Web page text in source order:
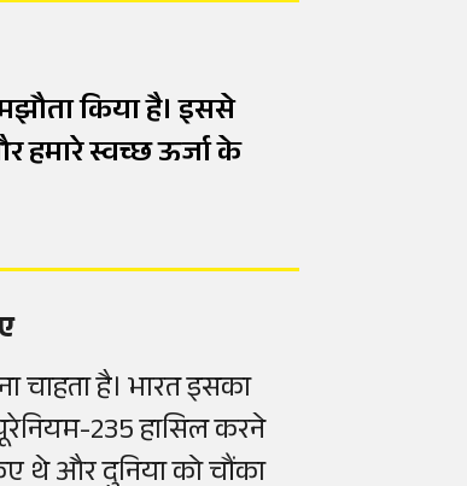
किया है। इससे
हमारे स्वच्छ ऊर्जा के
चाहता है। भारत इसका
235 हासिल करने
थे और दुनिया को चौंका